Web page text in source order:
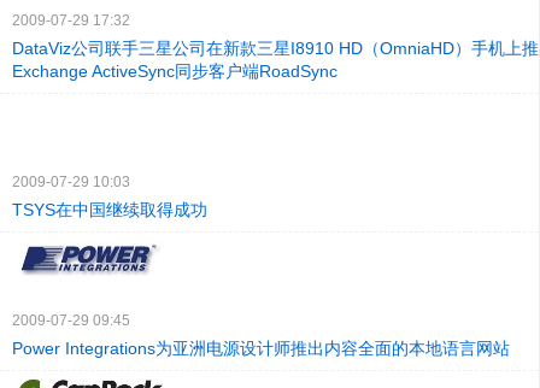
2009-07-29 17:32
DataViz公司联手三星公司在新款三星I8910 HD（OmniaHD）手机上
Exchange ActiveSync同步客户端RoadSync
2009-07-29 10:03
TSYS在中国继续取得成功
2009-07-29 09:45
Power Integrations为亚洲电源设计师推出内容全面的本地语言网站